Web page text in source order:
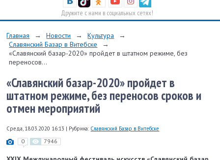
Дружите с нами в социальных сетях!
Главная → Новости → Культура
→
Славянский Базар в Витебске
→
«Славянский базар-2020» пройдет в штатном режиме, без
переносов...
«Славянский базар-2020» пройдет в
штатном режиме, без переносов сроков и
отмен мероприятий
Среда, 18.03.2020 16:13 | Рубрика: Славянский Базар в Витебске
0 7946